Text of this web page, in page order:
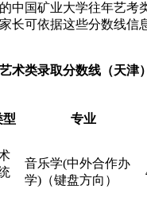
中国矿业大学往年艺考
长可依据这些分数线信
术类录取分数线（天津）
型 专业
音乐学(中外合作办
学)（键盘方向）